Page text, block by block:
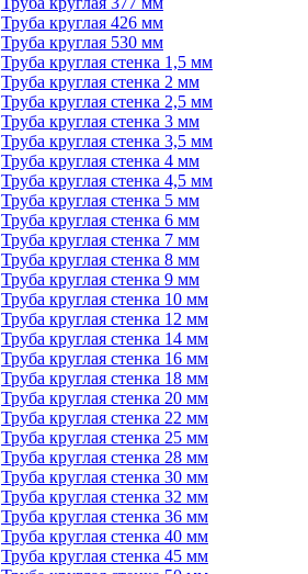
Труба круглая 426 мм
Труба круглая 530 мм
Труба круглая стенка 1,5 мм
Труба круглая стенка 2 мм
Труба круглая стенка 2,5 мм
Труба круглая стенка 3 мм
Труба круглая стенка 3,5 мм
Труба круглая стенка 4 мм
Труба круглая стенка 4,5 мм
Труба круглая стенка 5 мм
Труба круглая стенка 6 мм
Труба круглая стенка 7 мм
Труба круглая стенка 8 мм
Труба круглая стенка 9 мм
Труба круглая стенка 10 мм
Труба круглая стенка 12 мм
Труба круглая стенка 14 мм
Труба круглая стенка 16 мм
Труба круглая стенка 18 мм
Труба круглая стенка 20 мм
Труба круглая стенка 22 мм
Труба круглая стенка 25 мм
Труба круглая стенка 28 мм
Труба круглая стенка 30 мм
Труба круглая стенка 32 мм
Труба круглая стенка 36 мм
Труба круглая стенка 40 мм
Труба круглая стенка 45 мм